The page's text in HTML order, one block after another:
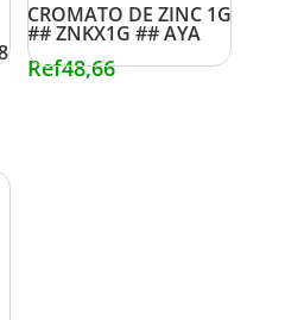
CROMATO DE ZINC 1G
## ZNKX1G ## AYA
Ref48,66